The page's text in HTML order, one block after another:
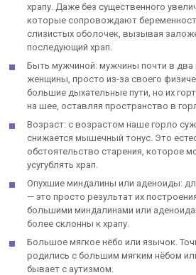
храпу. Даже без существенного
которые сопровождают
слизистых оболочек, вызывая
последующий храп.
Быть мужчиной: мужчины почти в два
женщины, просто из-за своего
большие дыхательные пути, но их
на шее, оставляя пространство в
Возраст: с возрастом наше горло
снижается мышечный тонус. Это
обстоятельство старения, которое
усугублять храп.
Опухшие миндалины или аденоиды:
— это просто результат их
большими миндалинами или
более склонны к храпу.
Большое мягкое нёбо или язычок.
родились с большим мягким нёбом
бывает с аутизмом.